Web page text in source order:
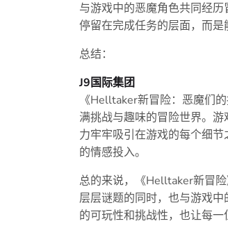
与游戏中的恶魔角色共同经
停留在完成任务的层面，而是
总结：
J9国际集团
《Helltaker新冒险：恶魔们
满挑战与趣味的冒险世界。
力牢牢吸引在游戏的每个细
的情感投入。
总的来说，《Helltaker新冒
层层谜题的同时，也与游戏
的可玩性和挑战性，也让每一